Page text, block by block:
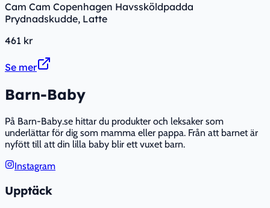
Cam Cam Copenhagen Havssköldpadda
Prydnadskudde, Latte
461 kr
Se mer
Barn-Baby
På Barn-Baby.se hittar du produkter och leksaker som
underlättar för dig som mamma eller pappa. Från att barnet är
nyfött till att din lilla baby blir ett vuxet barn.
Instagram
Upptäck